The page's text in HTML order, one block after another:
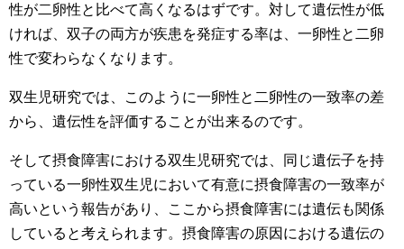
性が二卵性と比べて高くなるはずです。対して遺伝性が低
ければ、双子の両方が疾患を発症する率は、一卵性と二卵
性で変わらなくなります。
双生児研究では、このように一卵性と二卵性の一致率の差
から、遺伝性を評価することが出来るのです。
そして摂食障害における双生児研究では、同じ遺伝子を持
っている一卵性双生児において有意に摂食障害の一致率が
高いという報告があり、ここから摂食障害には遺伝も関係
していると考えられます。摂食障害の原因における遺伝の